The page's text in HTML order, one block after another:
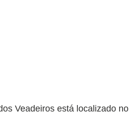
Veadeiros está localizado